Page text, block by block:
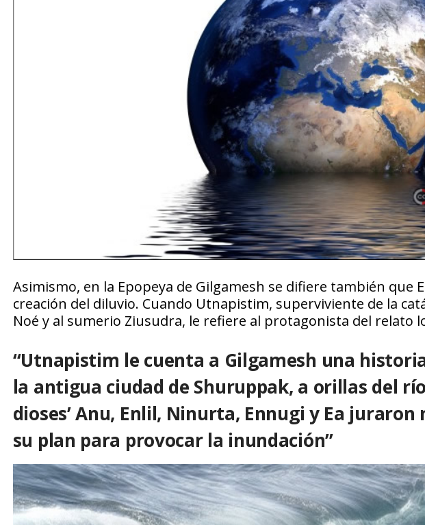
Asimismo, en la Epopeya de Gilgamesh se difiere también que
creación del diluvio. Cuando Utnapistim, superviviente de la
Noé y al sumerio Ziusudra, le refiere al protagonista del relato
“Utnapistim le cuenta a Gilgamesh una
la antigua ciudad de Shuruppak, a orillas del
dioses’ Anu, Enlil, Ninurta, Ennugi y Ea
su plan para provocar la inundación”